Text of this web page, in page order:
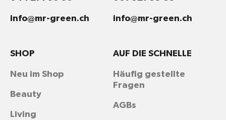
info@mr-green.ch info@mr-green.ch
AUF DIE SCHNELLE
Häufig gestellte
Fragen
AGBs
SHOP
Neu im Shop
Beauty
Living